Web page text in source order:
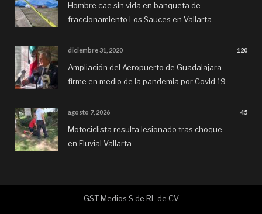
Hombre cae sin vida en banqueta de
fraccionamiento Los Sauces en Vallarta
diciembre 31, 2020 120
Ampliación del Aeropuerto de Guadalajara
firme en medio de la pandemia por Covid 19
agosto 7, 2026 45
Motociclista resulta lesionado tras choque
en Fluvial Vallarta
GST Medios S de RL de CV